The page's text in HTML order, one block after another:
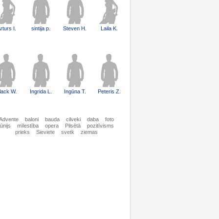
I. sintija p. Steven H. Laila K.
W. Ingrida L. Ingūna T. Peteris Z.
baloni bauda cilveki daba
foto
mīlestība opera Pilsētā
pozitīvisms
prieks
Sieviete svetk ziemas